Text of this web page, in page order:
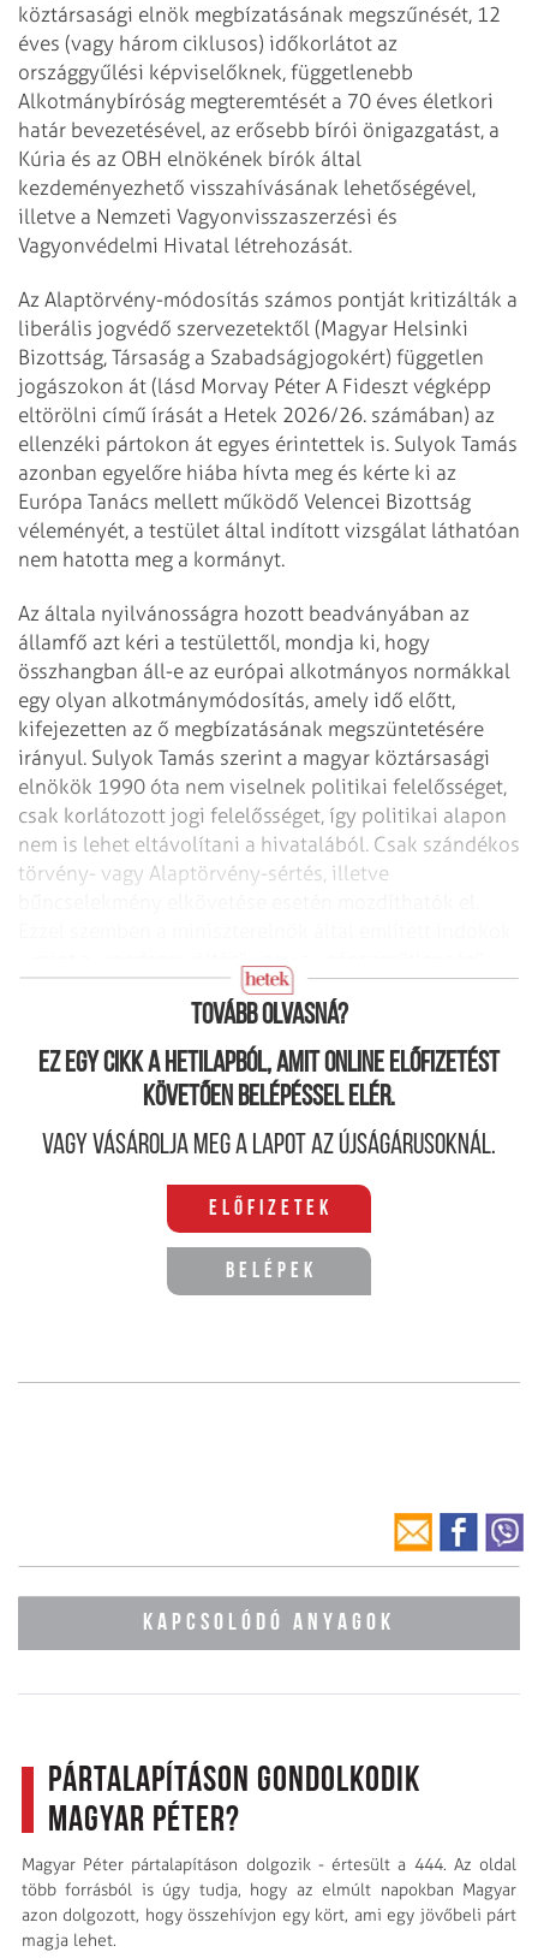
köztársasági elnök megbízatásának megszűnését, 12
éves (vagy három ciklusos) időkorlátot az
országgyűlési képviselőknek, függetlenebb
Alkotmánybíróság megteremtését a 70 éves életkori
határ bevezetésével, az erősebb bírói önigazgatást, a
Kúria és az OBH elnökének bírók által
kezdeményezhető visszahívásának lehetőségével,
illetve a Nemzeti Vagyonvisszaszerzési és
Vagyonvédelmi Hivatal létrehozását.
Az Alaptörvény-módosítás számos pontját kritizálták a
liberális jogvédő szervezetektől (Magyar Helsinki
Bizottság, Társaság a Szabadságjogokért) független
jogászokon át (lásd Morvay Péter A Fideszt végképp
eltörölni című írását a Hetek 2026/26. számában) az
ellenzéki pártokon át egyes érintettek is. Sulyok Tamás
azonban egyelőre hiába hívta meg és kérte ki az
Európa Tanács mellett működő Velencei Bizottság
véleményét, a testület által indított vizsgálat láthatóan
nem hatotta meg a kormányt.
Az általa nyilvánosságra hozott beadványában az
államfő azt kéri a testülettől, mondja ki, hogy
összhangban áll-e az európai alkotmányos normákkal
egy olyan alkotmánymódosítás, amely idő előtt,
kifejezetten az ő megbízatásának megszüntetésére
irányul. Sulyok Tamás szerint a magyar köztársasági
elnökök 1990 óta nem viselnek politikai felelősséget,
csak korlátozott jogi felelősséget, így politikai alapon
nem is lehet eltávolítani a hivatalából. Csak szándékos
törvény- vagy Alaptörvény-sértés, illetve
nem szerepelnek a leváltási okok között.
Tovább olvasná?
Ez egy cikk a hetilapból, amit online előfizetést
követően belépéssel elér.
Vagy vásárolja meg a lapot az újságárusoknál.
Előfizetek
Belépek
KAPCSOLÓDÓ ANYAGOK
Pártalapításon gondolkodik
Magyar Péter?
Magyar Péter pártalapításon dolgozik - értesült a 444. Az oldal
több forrásból is úgy tudja, hogy az elmúlt napokban Magyar
azon dolgozott, hogy összehívjon egy kört, ami egy jövőbeli párt
magja lehet.